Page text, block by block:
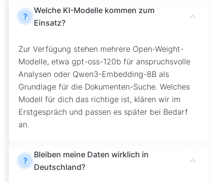
?
Welche KI-Modelle kommen zum
Einsatz?
Zur Verfügung stehen mehrere Open-Weight-
Modelle, etwa gpt-oss-120b für anspruchsvolle
Analysen oder Qwen3-Embedding-8B als
Grundlage für die Dokumenten-Suche. Welches
Modell für dich das richtige ist, klären wir im
Erstgespräch und passen es später bei Bedarf
an.
?
Bleiben meine Daten wirklich in
Deutschland?